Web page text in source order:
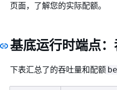
页面，了解您的实际配额。
基底运行时端点
下表汇总了的吞吐量和配额